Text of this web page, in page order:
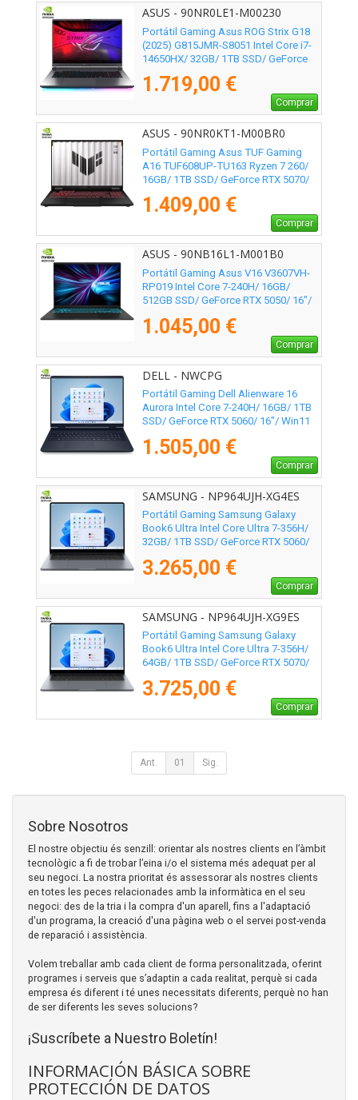
ASUS - 90NR0LE1-M00230
Portátil Gaming Asus ROG Strix G18
(2025) G815JMR-S8051 Intel Core i7-
14650HX/ 32GB/ 1TB SSD/ GeForce
1.719,00 €
Comprar
ASUS - 90NR0KT1-M00BR0
Portátil Gaming Asus TUF Gaming
A16 TUF608UP-TU163 Ryzen 7 260/
16GB/ 1TB SSD/ GeForce RTX 5070/
1.409,00 €
Comprar
ASUS - 90NB16L1-M001B0
Portátil Gaming Asus V16 V3607VH-
RP019 Intel Core 7-240H/ 16GB/
512GB SSD/ GeForce RTX 5050/ 16"/
1.045,00 €
Comprar
DELL - NWCPG
Portátil Gaming Dell Alienware 16
Aurora Intel Core 7-240H/ 16GB/ 1TB
SSD/ GeForce RTX 5060/ 16"/ Win11
1.505,00 €
Comprar
SAMSUNG - NP964UJH-XG4ES
Portátil Gaming Samsung Galaxy
Book6 Ultra Intel Core Ultra 7-356H/
32GB/ 1TB SSD/ GeForce RTX 5060/
3.265,00 €
Comprar
SAMSUNG - NP964UJH-XG9ES
Portátil Gaming Samsung Galaxy
Book6 Ultra Intel Core Ultra 7-356H/
64GB/ 1TB SSD/ GeForce RTX 5070/
3.725,00 €
Comprar
Ant. 01 Sig.
Sobre Nosotros
El nostre objectiu és senzill: orientar als nostres clients en l’àmbit
tecnològic a fi de trobar l’eina i/o el sistema més adequat per al
seu negoci. La nostra prioritat és assessorar als nostres clients
en totes les peces relacionades amb la informàtica en el seu
negoci: des de la tria i la compra d'un aparell, fins a l'adaptació
d'un programa, la creació d'una pàgina web o el servei post-venda
de reparació i assistència.
Volem treballar amb cada client de forma personalitzada, oferint
programes i serveis que s’adaptin a cada realitat, perquè si cada
empresa és diferent i té unes necessitats diferents, perquè no han
de ser diferents les seves solucions?
¡Suscríbete a Nuestro Boletín!
INFORMACIÓN BÁSICA SOBRE
PROTECCIÓN DE DATOS